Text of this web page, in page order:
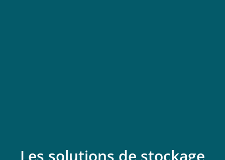
Les solutions de stockage